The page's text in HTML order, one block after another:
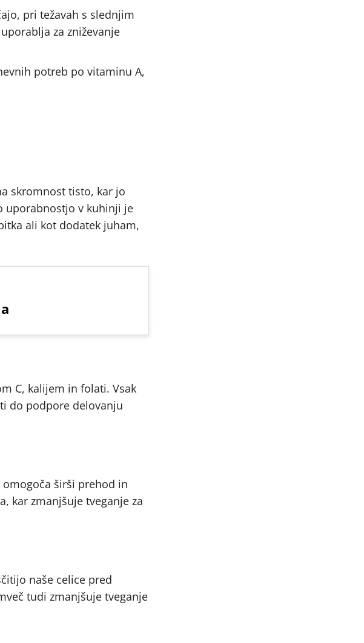
pri težavah s slednjim
za zniževanje
potreb po vitaminu A,
skromnost tisto, kar jo
uporabnostjo v kuhinji je
ali kot dodatek juham,
C, kalijem in folati. Vsak
do podpore delovanju
širši prehod in
kar zmanjšuje tveganje za
naše celice pred
tudi zmanjšuje tveganje